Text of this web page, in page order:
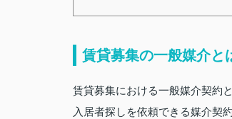
賃貸募集の一般媒介と
賃貸募集における一般媒介契約
入居者探しを依頼できる媒介契